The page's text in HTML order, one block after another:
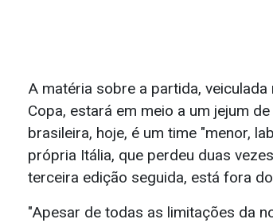
A matéria sobre a partida,
Copa, estará em meio a um jejum
brasileira, hoje, é um time "menor,
própria Itália, que perdeu duas
terceira edição seguida, está fora
"Apesar de todas as limitações da